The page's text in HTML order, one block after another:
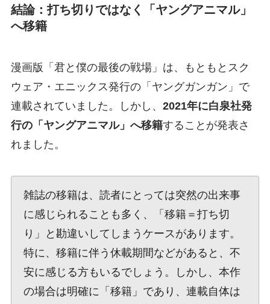
結論：打ち切りではなく「ヤングアニマル」
へ移籍
漫画版「君と僕の最後の戦場」は、もともとスク
ウェア・エニックス発行の「ヤングガンガン」で
連載されていました。しかし、 2021年に白泉社発
行の「ヤングアニマル」へ移籍することが発表さ
れました。
雑誌の移籍は、読者にとっては突然の出来事
に感じられることも多く、「移籍＝打ち切
り」と勘違いしてしまうケースがあります。
特に、移籍に伴う休載期間などがあると、不
安に感じる方もいるでしょう。しかし、本作
の場合は明確に「移籍」であり、連載自体は